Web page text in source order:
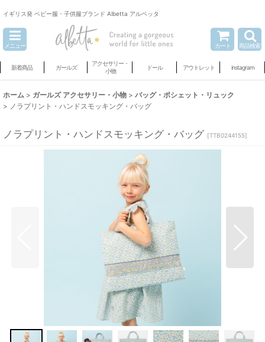
イギリス発 ベビー服・子供服ブランド Albetta アルベッタ
メニュー カート 商品検索
新着商品 ガールズ
アクセサリー・
小物
ドール アウトレット instagram
ホーム > ガールズ アクセサリー・小物 > バッグ・ポシェット・リュック
> ノラプリント・ハンドスモッキング・バッグ
ノラプリント・ハンドスモッキング・バッグ [TTB0244155]